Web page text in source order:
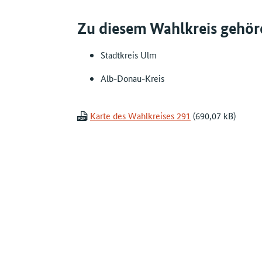
Zu diesem Wahlkreis
Stadtkreis Ulm
Alb-Donau-Kreis
Karte des Wahlkreises 291